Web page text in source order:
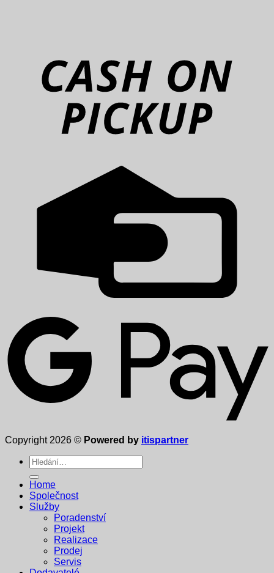
Copyright 2026 © Powered by itispartner
Hledat:
Home
Společnost
Služby
Poradenství
Projekt
Realizace
Prodej
Servis